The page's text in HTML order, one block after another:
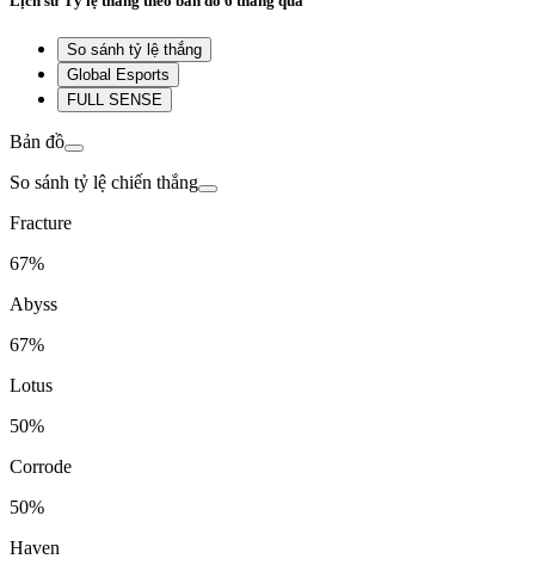
So sánh tỷ lệ thắng
Global Esports
FULL SENSE
Bản đồ
So sánh tỷ lệ chiến thắng
Fracture
67%
Abyss
67%
Lotus
50%
Corrode
50%
Haven